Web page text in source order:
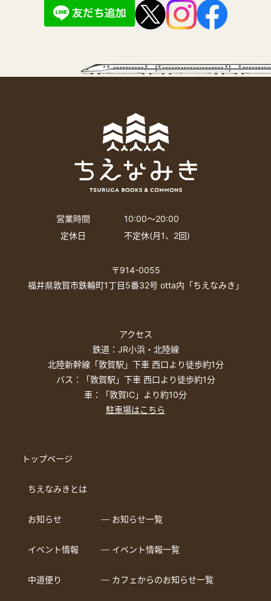
営業時間
10:00〜20:00
定休日
不定休(月1、2回)
〒914-0055
福井県敦賀市鉄輪町1丁目5番32号 otta内「ちえなみき」
アクセス
鉄道：JR小浜・北陸線
北陸新幹線「敦賀駅」下車 西口より徒歩約1分
バス：「敦賀駅」下車 西口より徒歩約1分
車：「敦賀IC」より約10分
駐車場はこちら
トップページ
ちえなみきとは
お知らせ ― お知らせ一覧
イベント情報 ― イベント情報一覧
中道便り ― カフェからのお知らせ一覧